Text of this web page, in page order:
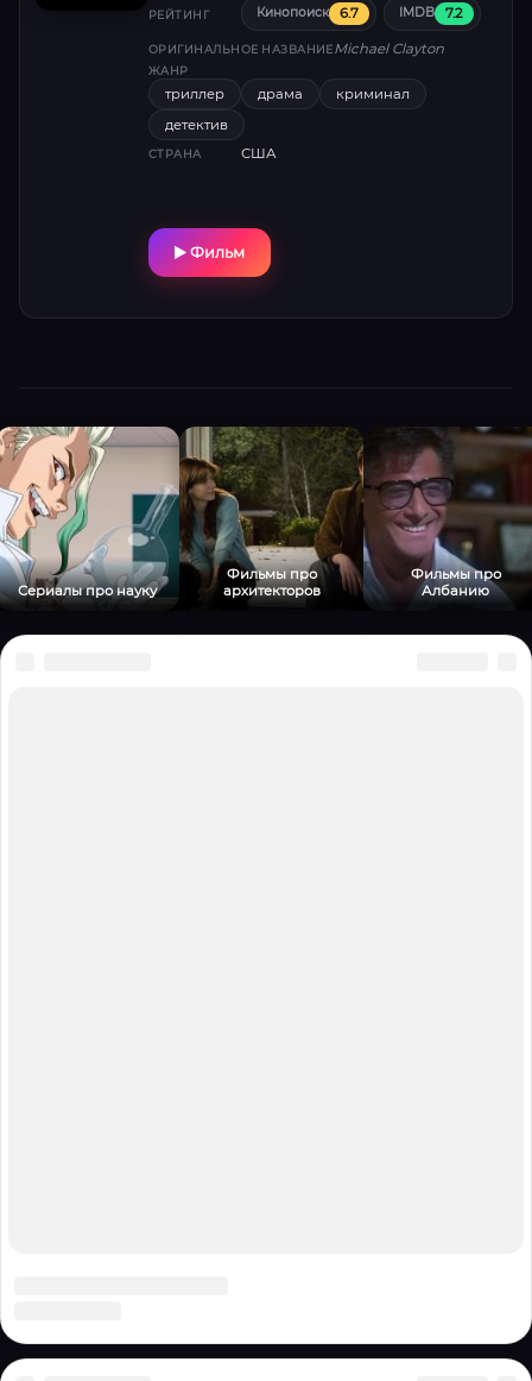
циничного топ-менеджера.
РЕЙТИНГ Кинопоиск 6.7 IMDB 7.2
ОРИГИНАЛЬНОЕ НАЗВАНИЕMichael Clayton
ЖАНР
триллер драма
криминал
детектив
СТРАНА США
Фильм
Сериалы про науку
Фильмы про
архитекторов
Фильмы про
Албанию